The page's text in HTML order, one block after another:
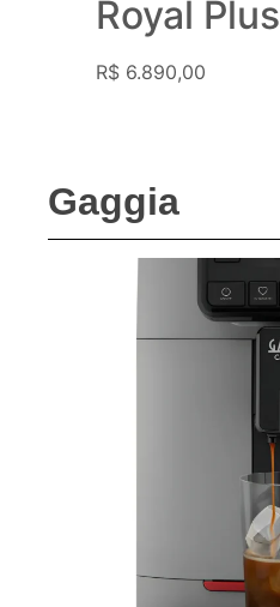
Royal Plus
R$ 6.890,00
Gaggia